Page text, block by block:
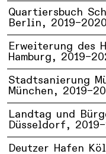
Quartiersbuch
Berlin, 2019–2020
Erweiterung des
Hamburg,
Stadtsanierung
München,
Landtag und
Düsseldorf,
Deutzer Hafen